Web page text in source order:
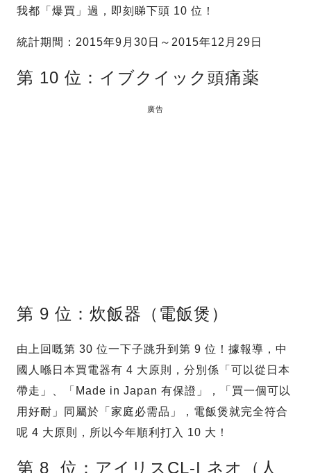
我都「爆買」過，即刻睇下頭 10 位！
統計期間：2015年9月30日～2015年12月29日
第 10 位：イブクイック頭痛薬
廣告
第 9 位：炊飯器（電飯煲）
由上回嘅第 30 位一下子跳升到第 9 位！據報導，中
國人喺日本買電器有 4 大原則，分別係「可以從日本
帶走」、「Made in Japan 有保證」，「買一個可以
用好耐」同屬於「家庭必需品」，電飯煲就完全符合
呢 4 大原則，所以今年順利打入 10 大！
第 8 位：アイリスCL-I ネオ（人